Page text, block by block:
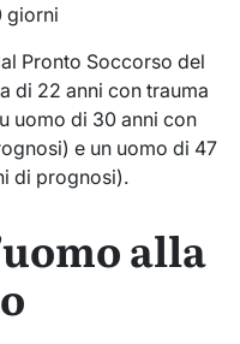
giorni
Pronto Soccorso del
di 22 anni con trauma
uomo di 30 anni con
e un uomo di 47
di prognosi).
alla